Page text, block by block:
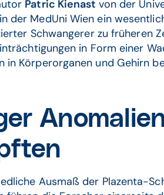
Patric Kienast von der
der MedUni Wien ein
Schwangerer zu früheren
in Form einer
in Körperorganen und Gehirn
Ausmaß der Plazenta-